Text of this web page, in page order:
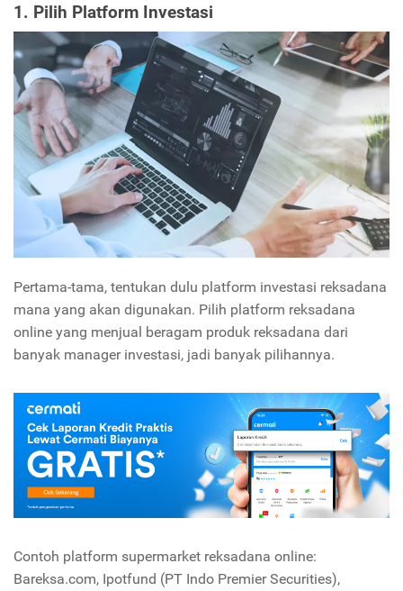
1. Pilih Platform Investasi
Pertama-tama, tentukan dulu platform investasi reksadana
mana yang akan digunakan. Pilih platform reksadana
online yang menjual beragam produk reksadana dari
banyak manager investasi, jadi banyak pilihannya.
Contoh platform supermarket reksadana online:
Bareksa.com, Ipotfund (PT Indo Premier Securities),